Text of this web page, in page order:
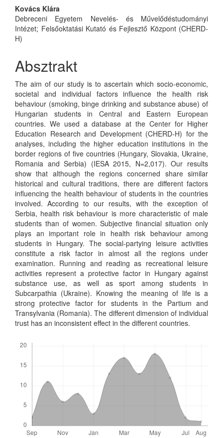
Main
Article
Content
Kovács Klára
Debreceni Egyetem Nevelés- és Művelődéstudományi
Intézet; Felsőoktatási Kutató és Fejlesztő Központ (CHERD-
H)
Absztrakt
The aim of our study is to ascertain which socio-economic,
societal and individual factors influence the health risk
behaviour (smoking, binge drinking and substance abuse) of
Hungarian students in Central and Eastern European
countries. We used a database at the Center for Higher
Education Research and Development (CHERD-H) for the
analyses, including the higher education institutions in the
border regions of five countries (Hungary, Slovakia, Ukraine,
Romania and Serbia) (IESA 2015, N=2,017). Our results
show that although the regions concerned share similar
historical and cultural traditions, there are different factors
influencing the health behaviour of students in the countries
involved. According to our results, with the exception of
Serbia, health risk behaviour is more characteristic of male
students than of women. Subjective financial situation only
plays an important role in health risk behaviour among
students in Hungary. The social-partying leisure activities
constitute a risk factor in almost all the regions under
examination. Running and reading as recreational leisure
activities represent a protective factor in Hungary against
substance use, as well as sport among students in
Subcarpathia (Ukraine). Knowing the meaning of life is a
strong protective factor for students in the Partium and
Transylvania (Romania). The different dimension of individual
trust has an inconsistent effect in the different countries.